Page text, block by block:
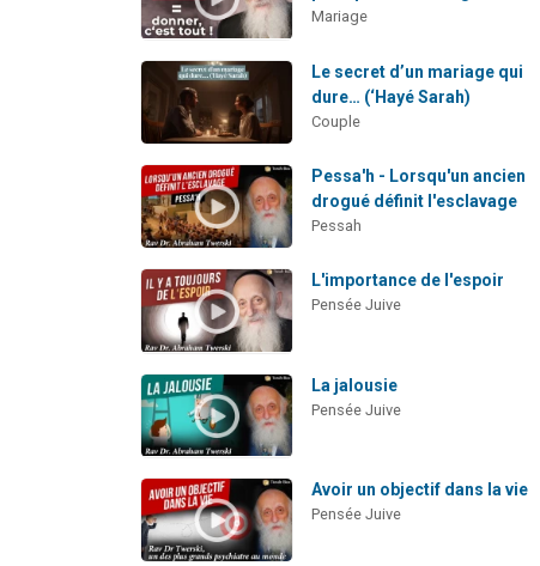
Mariage
Le secret d’un mariage qui
dure… (‘Hayé Sarah)
Couple
Pessa'h - Lorsqu'un ancien
drogué définit l'esclavage
Pessah
L'importance de l'espoir
Pensée Juive
La jalousie
Pensée Juive
Avoir un objectif dans la vie
Pensée Juive